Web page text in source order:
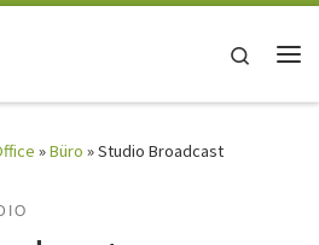
Search
»Büro »Studio Broadcast